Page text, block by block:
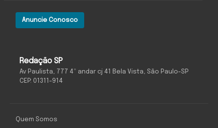
Redação SP
Av Paulista, 777 4º andar cj 41 Bela Vista, São Paulo-SP
CEP: 01311-914
Anuncie Conosco
Quem Somos